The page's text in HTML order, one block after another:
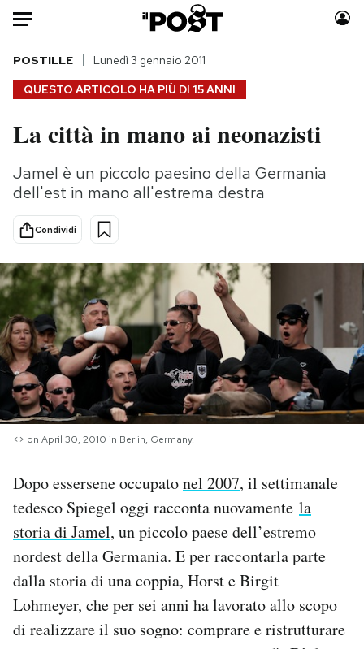
Auto
HOME
Italia
Politica
Internet
Cultura
Economia
Sport
Moda
Consumismi
Europa
Altrecose
Mondiali calcio 2026
PODCAST
NEWSLETTER
I MIEI PREFERITI
SHOP
CALENDARIO
QUESTO ARTICOLO HA PIÙ DI 15 ANNI
POSTILLE Lunedì 3 gennaio 2011
La città in mano ai neonazisti
Jamel è un piccolo paesino della Germania
dell'est in mano all'estrema destra
Condividi
<> on April 30, 2010 in Berlin, Germany.
Dopo essersene occupatonel 2007, il settimanale
tedesco Spiegel oggi racconta nuovamente la
storia di Jamel, un piccolo paese dell’estremo
nordest della Germania. E per raccontarla parte
dalla storia di una coppia, Horst e Birgit
Lohmeyer, che per sei anni ha lavorato allo scopo
di realizzare il suo sogno: comprare e ristrutturare